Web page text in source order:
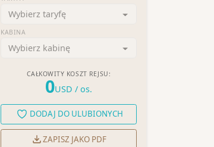
Wybierz taryfę
KABINA
Wybierz kabinę
CAŁKOWITY KOSZT REJSU:
0USD / os.
DODAJ DO ULUBIONYCH
ZAPISZ JAKO PDF